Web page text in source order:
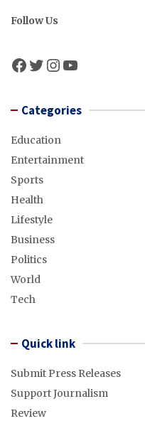
Follow Us
Facebook
Twitter
Instagram
YouTube
Categories
Education
Entertainment
Sports
Health
Lifestyle
Business
Politics
World
Tech
Quick link
Submit Press Releases
Support Journalism
Review